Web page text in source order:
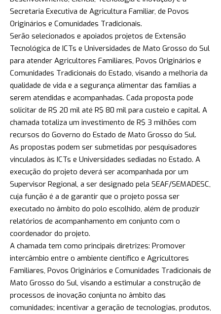
Secretaria Executiva de Agricultura Familiar, de Povos
Originários e Comunidades Tradicionais.
Serão selecionados e apoiados projetos de Extensão
Tecnológica de ICTs e Universidades de Mato Grosso do Sul
para atender Agricultores Familiares, Povos Originários e
Comunidades Tradicionais do Estado, visando a melhoria da
qualidade de vida e a segurança alimentar das famílias a
serem atendidas e acompanhadas. Cada proposta pode
solicitar de R$ 20 mil até R$ 80 mil para custeio e capital. A
chamada totaliza um investimento de R$ 3 milhões com
recursos do Governo do Estado de Mato Grosso do Sul.
As propostas podem ser submetidas por pesquisadores
vinculados às ICTs e Universidades sediadas no Estado. A
execução do projeto deverá ser acompanhada por um
Supervisor Regional, a ser designado pela SEAF/SEMADESC,
cuja função é a de garantir que o projeto possa ser
executado no âmbito do polo escolhido, além de produzir
relatórios de acompanhamento em conjunto com o
coordenador do projeto.
A chamada tem como principais diretrizes: Promover
intercâmbio entre o ambiente científico e Agricultores
Familiares, Povos Originários e Comunidades Tradicionais de
Mato Grosso do Sul, visando a estimular a construção de
processos de inovação conjunta no âmbito das
comunidades; incentivar a geração de tecnologias, produtos,